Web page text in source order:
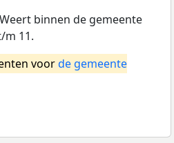
binnen de gemeente
m 11.
voorde gemeente